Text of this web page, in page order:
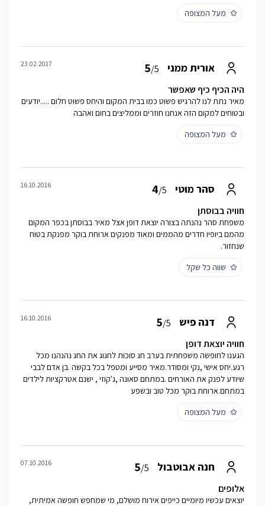
מעל המצופה
אורית ממני 5/5
23.02.2017
היה הכיף כיף שאפשר
מאיר נתת לנו להרגיש פשוט כמו בבית המקום והיחס פשוט חלום .....יודעים
ובטוחים למקום הזה אנחנו חוזרים וממליצים בחום ואהבה
מעל המצופה
סהר מוטי 4/5
16.10.2016
חוויה בבוסתן
משפחת סהר נהנתה בצורה יוצאת דופן אצל מאיר בבוסתן בכפר המקום
מהמם ביופיו חדרים מהממים ומאוד מפנקים ארוחת בוקר מפנקת בטוח
שנחזור.
שווה כל שקל
דנה פיש 5/5
16.10.2016
חוויה יוצאת דופן
הגענו לחופשה משפחתית בערב חג סוכות לחגוג את החג נהנהנו מכל
רגע.יחס אישי ,נקי ומסודר.מאיר מסייע ומטפל בכל בקשה .בן אדם לבבי
שיודע לפנק את האורחים .במתחם סאונה ,ג'קוזי , ישנם אטרקציות לילדים
במתחם.ארוחת בוקר מכל טוב ובשפע
מעל המצופה
חנה אבוטבול 5/5
07.10.2016
אלופים
יוצאים עכשיו מיומיים כייפים אירוח מושלם, מי שמחפש חופשה אמיתית,